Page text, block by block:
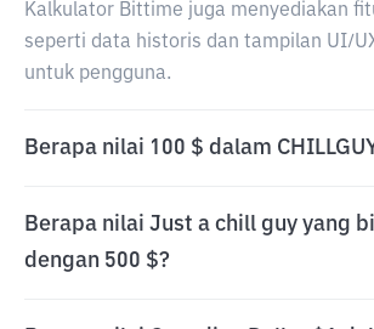
Kalkulator Bittime juga menyediakan
seperti data historis dan tampilan UI/
untuk pengguna.
Berapa nilai 100 $ dalam
Berapa nilai Just a chill guy yang
dengan 500 $?